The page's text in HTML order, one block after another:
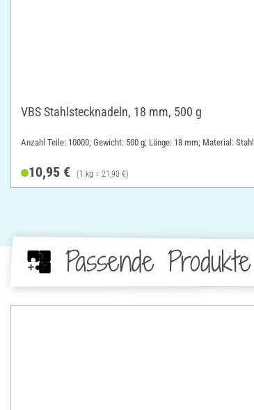
VBS Stahlstecknadeln, 18 mm, 500 g
Anzahl Teile: 10000; Gewicht: 500 g; Länge: 18 mm; Material: Stahl
10,95 € (1 kg = 21,90 €)
Passende Produkte